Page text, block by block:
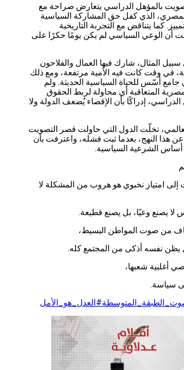
الدراسي يتعارض صراحة مع
الذي كفل حق المشاركة السياسية
يتناقض مع التجربة التاريخية
الوعي السياسي لم يكن يومًا حكرًا على
سبيل المثال، شارك فيها العمال والفلاحون
كانت فيه الأمية مرتفعة، ومع ذلك
للحياة السياسية الحديثة. ولم
أي محاولة لربط الحقوق
إدراكًا بأن الإقصاء يُضعف الدولة ولا
تخلّت الدول التي حاولت قصر التصويت
بعدما ثبت فشله، واعترفت بأن
السياسية.
نخبوي هو هروب من المشكلة لا
وعيًا، بل يصنع قطيعة.
صوت المواطن البسيط،
أذكى من المجتمع كله.
شعبها،
#العدل_هو_الأمل